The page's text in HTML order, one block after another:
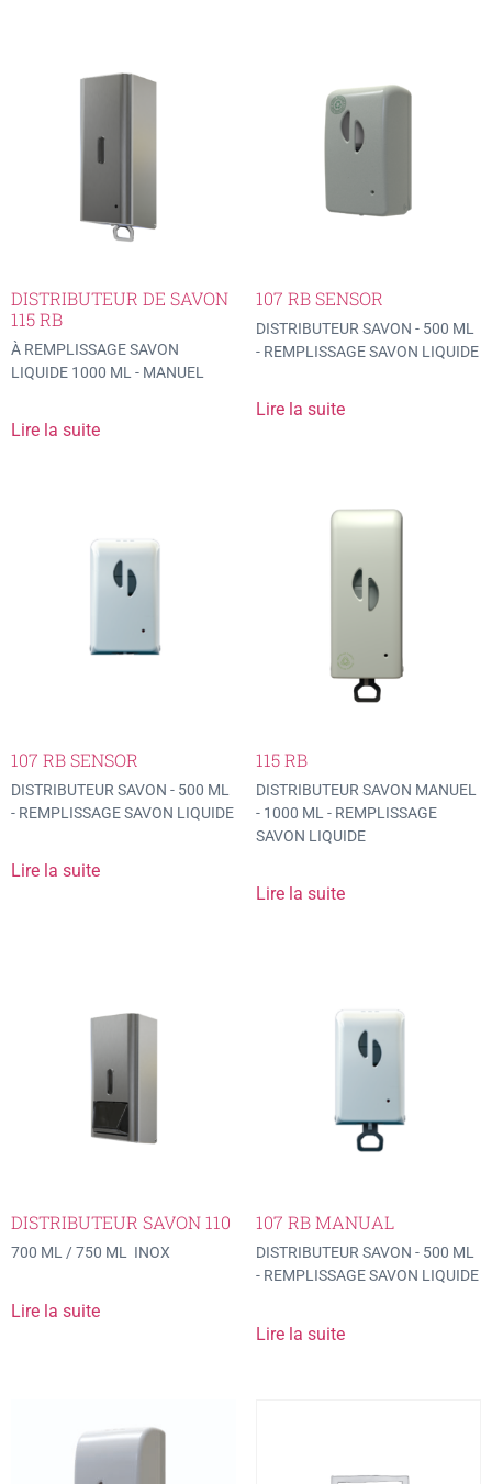
DISTRIBUTEUR DE SAVON
115 RB
À REMPLISSAGE SAVON
LIQUIDE 1000 ML - MANUEL
Lire la suite
107 RB SENSOR
DISTRIBUTEUR SAVON - 500 ML
- REMPLISSAGE SAVON LIQUIDE
Lire la suite
107 RB SENSOR
DISTRIBUTEUR SAVON - 500 ML
- REMPLISSAGE SAVON LIQUIDE
Lire la suite
115 RB
DISTRIBUTEUR SAVON MANUEL
- 1000 ML - REMPLISSAGE
SAVON LIQUIDE
Lire la suite
DISTRIBUTEUR SAVON 110
700 ML / 750 ML INOX
Lire la suite
107 RB MANUAL
DISTRIBUTEUR SAVON - 500 ML
- REMPLISSAGE SAVON LIQUIDE
Lire la suite